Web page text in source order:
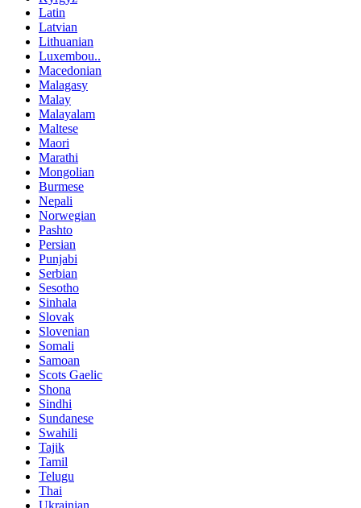
Latin
Latvian
Lithuanian
Luxembou..
Macedonian
Malagasy
Malay
Malayalam
Maltese
Maori
Marathi
Mongolian
Burmese
Nepali
Norwegian
Pashto
Persian
Punjabi
Serbian
Sesotho
Sinhala
Slovak
Slovenian
Somali
Samoan
Scots Gaelic
Shona
Sindhi
Sundanese
Swahili
Tajik
Tamil
Telugu
Thai
Ukrainian